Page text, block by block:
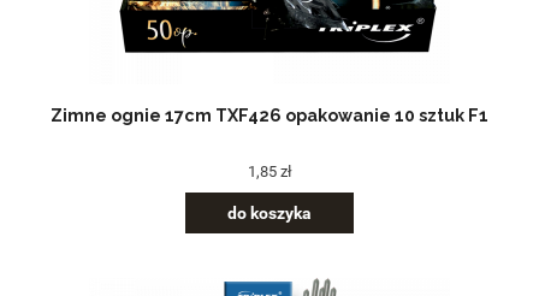
Zimne ognie 17cm TXF426 opakowanie 10 sztuk F1
1,85 zł
do koszyka